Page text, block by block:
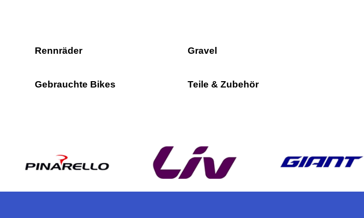
Rennräder Gravel
Gebrauchte Bikes Teile & Zubehör